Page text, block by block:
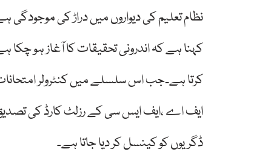
نظام تعلیم کی دیواروں میں دراڑ کی موجودگی
کہنا ہے کہ اندرونی تحقیقات کا آغاز ہو
کرتا ہے۔جب اس سلسلے میں کنٹرولر امتحانات
ایف اے ،ایف ایس سی کے رزلٹ کارڈ کی تصدیق
ڈگریوں کو کینسل کر دیا جاتا ہے۔